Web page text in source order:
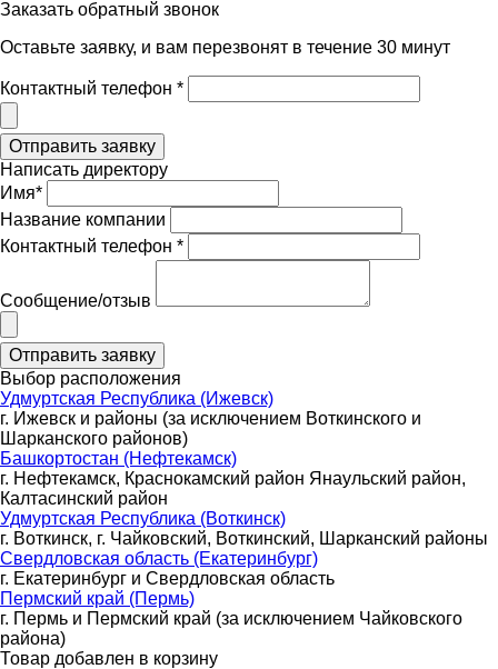
Заказать обратный звонок
Оставьте заявку, и вам перезвонят в течение 30 минут
Контактный телефон *
Написать директору
Имя*
Название компании
Контактный телефон *
Сообщение/отзыв
Выбор расположения
Удмуртская Республика (Ижевск)
г. Ижевск и районы (за исключением Воткинского и
Шарканского районов)
Башкортостан (Нефтекамск)
г. Нефтекамск, Краснокамский район Янаульский район,
Калтасинский район
Удмуртская Республика (Воткинск)
г. Воткинск, г. Чайковский, Воткинский, Шарканский районы
Свердловская область (Екатеринбург)
г. Екатеринбург и Свердловская область
Пермский край (Пермь)
г. Пермь и Пермский край (за исключением Чайковского
района)
Товар добавлен в корзину